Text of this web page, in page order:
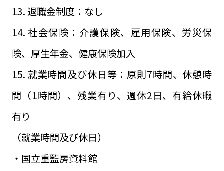
13. 退職金制度：なし
14. 社会保険：介護保険、雇用保険、労災保
険、厚生年金、健康保険加入
15. 就業時間及び休日等：原則7時間、休憩時
間（1時間）、残業有り、週休2日、有給休暇
有り
（就業時間及び休日）
・国立重監房資料館